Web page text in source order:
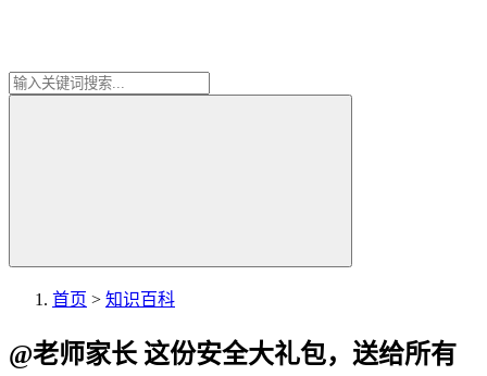
首页 > 知识百科
@老师家长 这份安全大礼包，送给所有